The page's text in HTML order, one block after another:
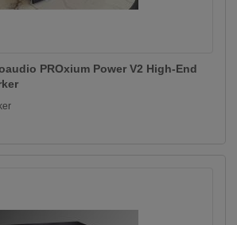
PROxium Power V2 High-End